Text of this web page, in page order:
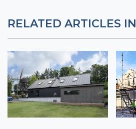
RELATED ARTICLES IN